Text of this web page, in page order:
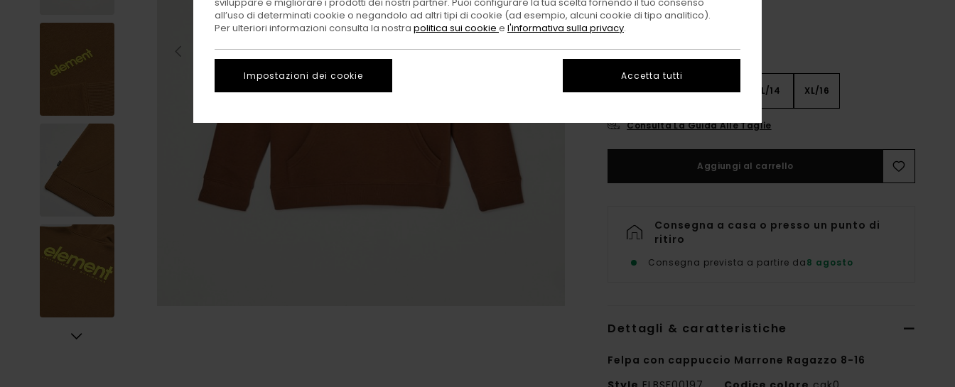
XS/8 S/10 M/12 L/14 XL/16
Consulta La Guida Alle Taglie
Aggiungi al carrello
Consegna a casa o presso un punto di
ritiro
Consegna prevista a partire da8 agosto
Dettagli & caratteristiche
Felpa con cappuccio Marrone Ragazzo 8-16
all’uso di determinati cookie o negandolo ad altri tipi di cookie (ad esempio, alcuni cookie di tipo analitico).
Per ulteriori informazioni consulta la nostra politica sui cookie e l'informativa sulla privacy.
Impostazioni dei cookie Accetta tutti